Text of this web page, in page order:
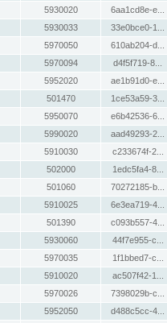
5930020 6aa1cd8e-e...
5930033 33e0bce0-1...
5970050 610ab204-d...
5970094 d4f5f719-8...
5952020 ae1b91d0-e...
501470 1ce53a59-3...
5950070 e6b42536-6...
5990020 aad49293-2...
5910030 c233674f-2...
502000 1edc5fa4-8...
501060 70272185-b...
5910025 6e3ea719-4...
501390 c093b557-4...
5930060 44f7e955-c...
5970035 1f1bbed7-c...
5910020 ac507f42-1...
5970026 7398029b-c...
5952050 d488c5cc-4...